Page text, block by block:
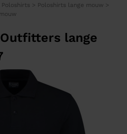
Poloshirts > Poloshirts lange mouw >
lange